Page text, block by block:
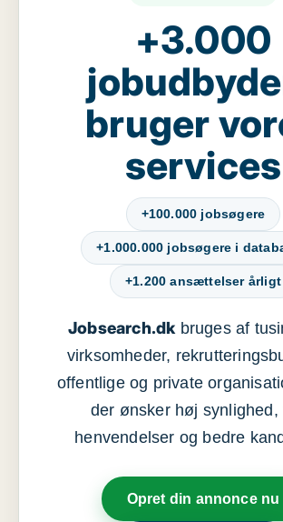
+3.000
bruger
services
+100.000 jobsøgere
+1.000.000 jobsøgere i
+1.200 ansættelser årligt
Jobsearch.dkbruges af
virksomheder,
offentlige og private
der ønsker høj synlighed,
henvendelser og bedre
Opret din annonce nu